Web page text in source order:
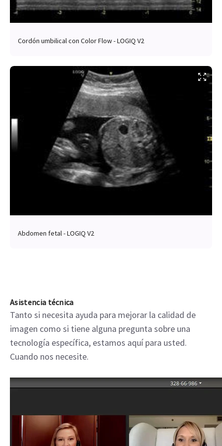
Cordón umbilical con Color Flow - LOGIQ V2
Abdomen fetal - LOGIQ V2
Asistencia técnica
Tanto si necesita ayuda para mejorar la calidad de
imagen como si tiene alguna pregunta sobre una
tecnología específica, estamos aquí para usted.
Cuando nos necesite.